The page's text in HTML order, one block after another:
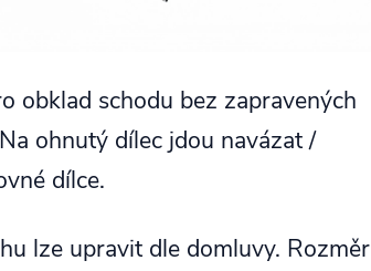
obklad schodu bez zapravených
ohnutý dílec jdou navázat /
dílce.
lze upravit dle domluvy. Rozměr